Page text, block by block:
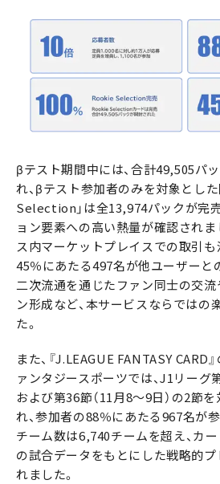
βテスト期間中には、合計49,505パ
れ、βテスト参加者のみを対象とし
Selection」は全13,974パックが完
ョン要素への高い熱量が確認されま
ス内マーケットプレイスでの取引も
45％にあたる497名が他ユーザーと
二次流通を通じたファン同士の交
ン形成など、本サービスならではの
た。
また、『J.LEAGUE FANTASY CARD
ァンタジースポーツでは、J1リーグ
および第36節（11月8～9日）の2節
れ、参加者の88％にあたる967名が
チーム数は6,740チームを超え、カ
の試合データをもとにした戦略的
れました。